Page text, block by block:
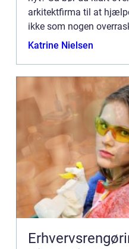
arkitektfirma til at
ikke som nogen
helt rette til at lave
Katrine Nielsen